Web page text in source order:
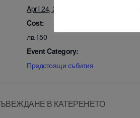
April 24, 2024 @ 9:30 pm
Cost:
лв.150
Event Category:
Предстоящи събития
В КАТЕРЕНЕТО